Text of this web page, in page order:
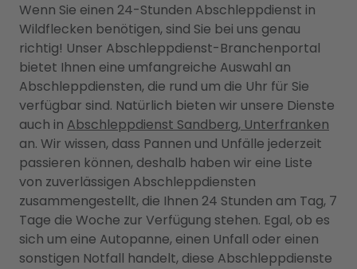
Wenn Sie einen 24-Stunden Abschleppdienst in
Wildflecken benötigen, sind Sie bei uns genau
richtig! Unser Abschleppdienst-Branchenportal
bietet Ihnen eine umfangreiche Auswahl an
Abschleppdiensten, die rund um die Uhr für Sie
verfügbar sind. Natürlich bieten wir unsere Dienste
auch in Abschleppdienst Sandberg, Unterfranken
an. Wir wissen, dass Pannen und Unfälle jederzeit
passieren können, deshalb haben wir eine Liste
von zuverlässigen Abschleppdiensten
zusammengestellt, die Ihnen 24 Stunden am Tag, 7
Tage die Woche zur Verfügung stehen. Egal, ob es
sich um eine Autopanne, einen Unfall oder einen
sonstigen Notfall handelt, diese Abschleppdienste